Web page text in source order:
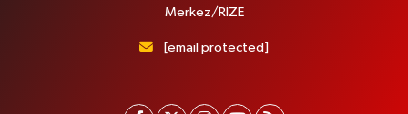
Merkez/RİZE
[email protected]